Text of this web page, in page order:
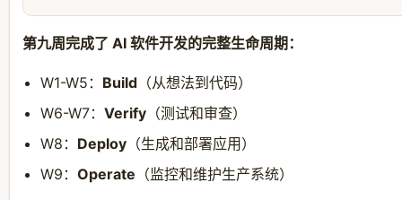
第九周完成了 AI 软件开发的完整生命周期：
W1-W5： Build （从想法到代码）
W6-W7： Verify （测试和审查）
W8： Deploy （生成和部署应用）
W9： Operate （监控和维护生产系统）